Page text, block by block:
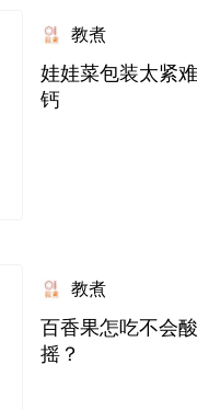
教煮
娃娃菜包装太紧
钙
教煮
百香果怎吃不会
摇？